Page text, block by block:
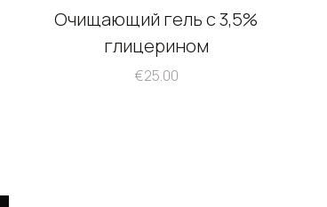
Очищающий гель с 3,5%
глицерином
€25.00